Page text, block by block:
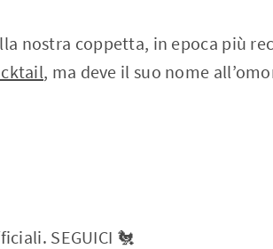
nostra coppetta, in epoca più
, ma deve il suo nome
SEGUICI 🐔